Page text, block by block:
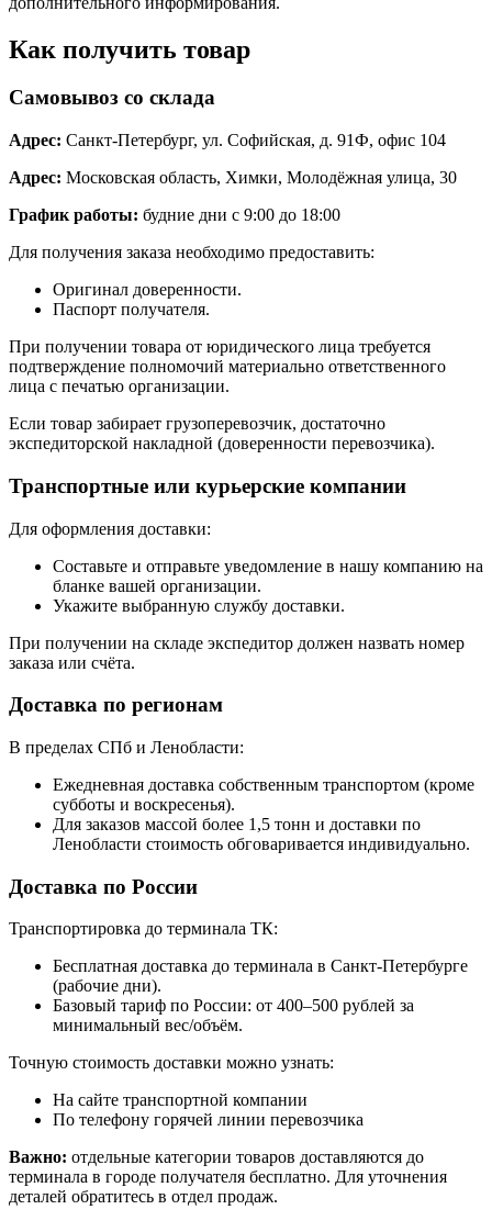
Как получить товар
Самовывоз со склада
Адрес: Санкт-Петербург, ул. Софийская, д. 91Ф, офис 104
Адрес: Московская область, Химки, Молодёжная улица, 30
График работы: будние дни с 9:00 до 18:00
Для получения заказа необходимо предоставить:
Оригинал доверенности.
Паспорт получателя.
При получении товара от юридического лица требуется
подтверждение полномочий материально ответственного
лица с печатью организации.
Если товар забирает грузоперевозчик, достаточно
экспедиторской накладной (доверенности перевозчика).
Транспортные или курьерские компании
Для оформления доставки:
Составьте и отправьте уведомление в нашу компанию на
бланке вашей организации.
Укажите выбранную службу доставки.
При получении на складе экспедитор должен назвать номер
заказа или счёта.
Доставка по регионам
В пределах СПб и Ленобласти:
Ежедневная доставка собственным транспортом (кроме
субботы и воскресенья).
Для заказов массой более 1,5 тонн и доставки по
Ленобласти стоимость обговаривается индивидуально.
Доставка по России
Транспортировка до терминала ТК:
Бесплатная доставка до терминала в Санкт-Петербурге
(рабочие дни).
Базовый тариф по России: от 400–500 рублей за
минимальный вес/объём.
Точную стоимость доставки можно узнать:
На сайте транспортной компании
По телефону горячей линии перевозчика
Важно: отдельные категории товаров доставляются до
терминала в городе получателя бесплатно. Для уточнения
деталей обратитесь в отдел продаж.